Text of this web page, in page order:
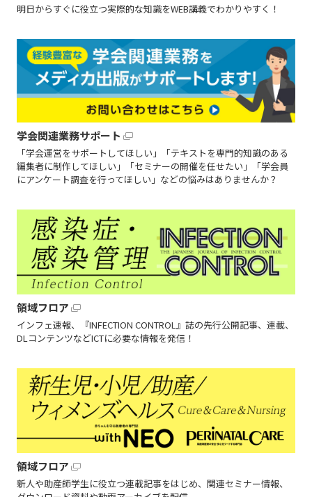
明日からすぐに役立つ実際的な知識をWEB講義でわかりやすく！
学会関連業務サポート
「学会運営をサポートしてほしい」「テキストを専門的知識のある
編集者に制作してほしい」「セミナーの開催を任せたい」「学会員
にアンケート調査を行ってほしい」などの悩みはありませんか？
領域フロア
インフェ速報、『INFECTION CONTROL』誌の先行公開記事、連載、
DLコンテンツなどICTに必要な情報を発信！
領域フロア
新人や助産師学生に役立つ連載記事をはじめ、関連セミナー情報、